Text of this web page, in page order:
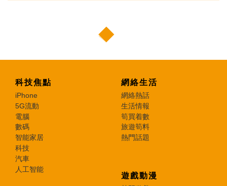
科技焦點
iPhone
5G流動
電腦
數碼
智能家居
科技
汽車
人工智能
網絡生活
網絡熱話
生活情報
筍買着數
旅遊筍料
熱門話題
遊戲動漫